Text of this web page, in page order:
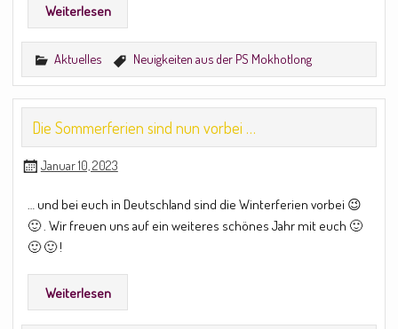
Weiterlesen
Aktuelles Neuigkeiten aus der PS Mokhotlong
Die Sommerferien sind nun vorbei …
Januar 10, 2023
… und bei euch in Deutschland sind die Winterferien vorbei 😉
🙂 . Wir freuen uns auf ein weiteres schönes Jahr mit euch 🙂
🙂 🙂 !
Weiterlesen